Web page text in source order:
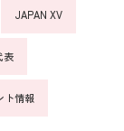
JAPAN XV
表
ト情報